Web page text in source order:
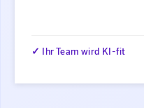
✓ Ihr Team wird KI-fit